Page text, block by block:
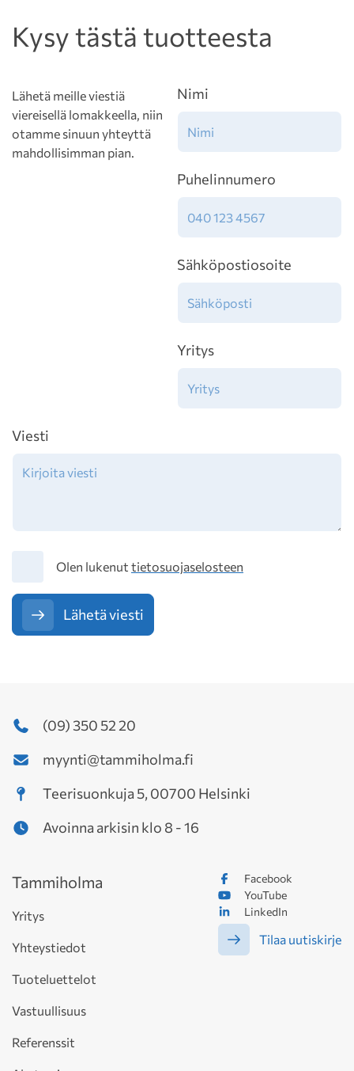
Kysy tästä tuotteesta
Lähetä meille viestiä
viereisellä lomakkeella, niin
otamme sinuun yhteyttä
mahdollisimman pian.
Nimi
Puhelinnumero
Sähköpostiosoite
Yritys
Viesti
TietosuojaOlen lukenut tietosuojaselosteen
Lähetä viesti
(09) 350 52 20
myynti@tammiholma.fi
Teerisuonkuja 5, 00700 Helsinki
Avoinna arkisin klo 8 - 16
Facebook
YouTube
LinkedIn
Tilaa uutiskirje
Tammiholma
Yritys
Yhteystiedot
Tuoteluettelot
Vastuullisuus
Referenssit